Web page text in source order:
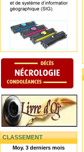
CLASSEMENT
Moy. 3 derniers mois